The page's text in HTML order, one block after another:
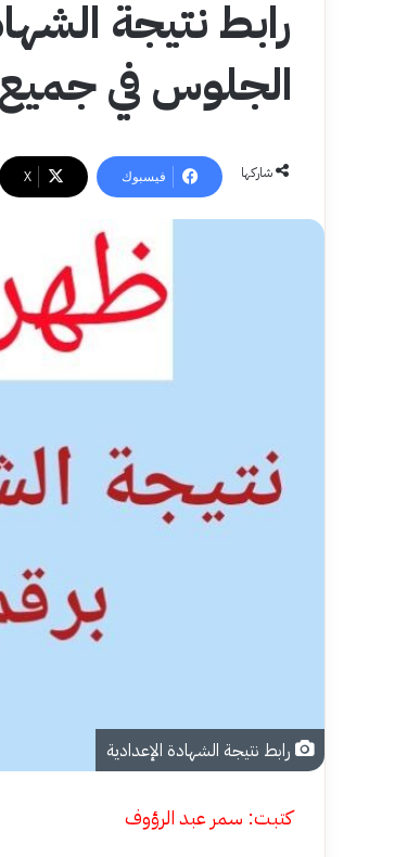
الجلوس في
شاركها فيسبوك ‫X
رابط نتيجة الشهادة الإعدادية
كتبت: سمر عبد الرؤوف